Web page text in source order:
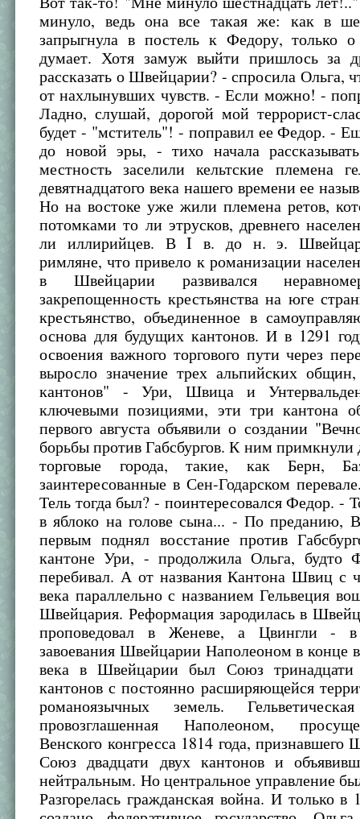
минуло, ведь она все такая же: как в
запрыгнула в постель к Федору, только
думает. Хотя замуж выйти пришлось за
рассказать о Швейцарии? - спросила Ольга,
от нахлынувших чувств. - Если можно! -
Ладно, слушай, дорогой мой террорист-
будет - "мститель"! - поправил ее Федор. -
до новой эры, - тихо начала
местность заселили кельтские племена
девятнадцатого века нашего времени ее
Но на востоке уже жили племена ретов,
потомками то ли этрусков, древнего
ли иллирийцев. В I в. до н. э.
римляне, что привело к романизации
в Швейцарии развивался
закрепощенность крестьянства на юге
крестьянство, объединенное в
основа для будущих кантонов. И в 1291
освоения важного торгового пути через
выросло значение трех альпийских
кантонов" - Ури, Швица и
ключевыми позициями, эти три кантона
первого августа объявили о создании
борьбы против Габсбургов. К ним примкнули
торговые города, такие, как Берн,
заинтересованные в Сен-Годарском
Тель тогда был? - поинтересовался Федор. -
в яблоко на голове сына... - По преданию,
первым поднял восстание против
кантоне Ури, - продолжила Ольга, будто
перебивал. А от названия Кантона Швиц с
века параллельно с названием Гельвеция
Швейцария. Реформация зародилась в
проповедовал в Женеве, а Цвингли -
завоевания Швейцарии Наполеоном в конце
века в Швейцарии был Союз тринадцати
кантонов с постоянно расширяющейся
романоязычных земель.
провозглашенная Наполеоном,
Венского конгресса 1814 года,
Союз двадцати двух кантонов и
нейтральным. Но центральное управление
Разгорелась гражданская война. И только в